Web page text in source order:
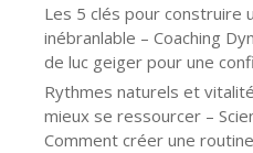
Les 5 clés pour construire
inébranlable – Coaching
de luc geiger pour une
Rythmes naturels et
mieux se ressourcer –
Comment créer une